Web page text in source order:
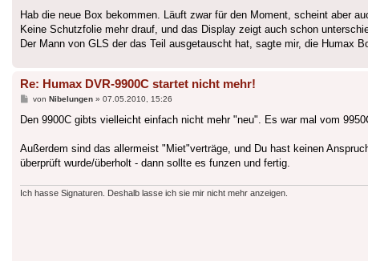
Hab die neue Box bekommen. Läuft zwar für den Moment, scheint aber
Keine Schutzfolie mehr drauf, und das Display zeigt auch schon
Der Mann von GLS der das Teil ausgetauscht hat, sagte mir, die Humax
Re: Humax DVR-9900C startet nicht mehr!
Beitrag
von Nibelungen» 07.05.2010, 15:26
Den 9900C gibts vielleicht einfach nicht mehr "neu". Es war mal vom
Außerdem sind das allermeist "Miet"verträge, und Du hast keinen
überprüft wurde/überholt - dann sollte es funzen und fertig.
Ich hasse Signaturen. Deshalb lasse ich sie mir nicht mehr anzeigen.